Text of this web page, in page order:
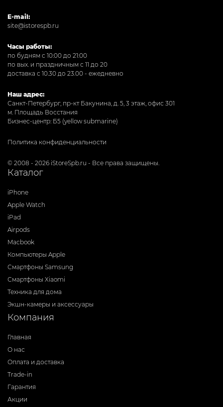
E-mail:
site@istorespb.ru
Часы работы:
по будням с 10:00 до 21:00
по вых. и праздничным с 11 до 20
доставка с 10.30 до 23.00 - ежедневно
Наш адрес:
Санкт-Петербург, пр-кт Бакунина, д. 5, 3 этаж, офис 301
м. Площадь Восстания
Бизнес-центр: Б5 (yellow submarine)
Политика конфиденциальности
© 2008 - 2026 iStoreSpb.ru - Все права защищены.
Каталог
iPhone
Apple Watch
iPad
Airpods
Macbook
Компьютеры Apple
Смартфоны Samsung
Смартфоны Xiaomi
Техника для дома
Экшн-камеры и аксессуары
Компания
Главная
О нас
Оплата и доставка
Trade-in
Гарантия
Акции